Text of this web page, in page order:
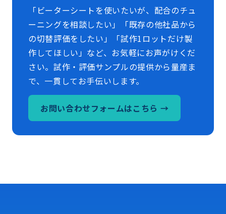
「ビーターシートを使いたいが、配合のチュ
ーニングを相談したい」「既存の他社品から
の切替評価をしたい」「試作1ロットだけ製
作してほしい」など、お気軽にお声がけくだ
さい。試作・評価サンプルの提供から量産ま
で、一貫してお手伝いします。
お問い合わせフォームはこちら →